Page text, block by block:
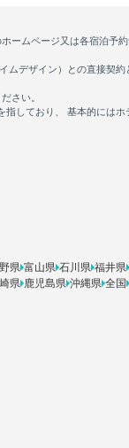
県 富山県 石川県 福井県
県 鹿児島県 沖縄県 全国